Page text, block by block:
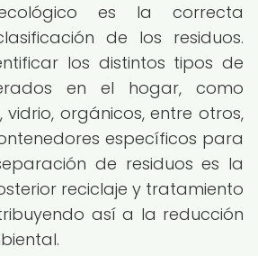
es la correcta
de los residuos.
los distintos tipos de
en el hogar, como
vidrio, orgánicos, entre otros,
específicos para
de residuos es la
reciclaje y tratamiento
así a la reducción